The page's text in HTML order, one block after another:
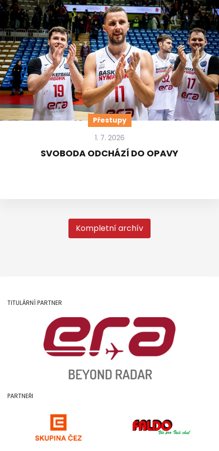
Přestupy
1. 7. 2026
SVOBODA ODCHÁZÍ DO OPAVY
Kompletní archív
TITULÁRNÍ PARTNER
PARTNEŘI